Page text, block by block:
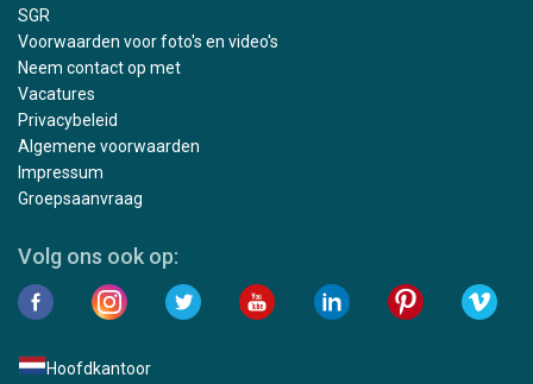
SGR
Voorwaarden voor foto's en video's
Neem contact op met
Vacatures
Privacybeleid
Algemene voorwaarden
Impressum
Groepsaanvraag
Volg ons ook op:
Hoofdkantoor